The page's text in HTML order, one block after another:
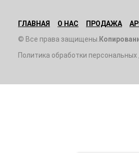
ГЛАВНАЯ О НАС ПРОДАЖА
© Все права защищены.
Политика обработки